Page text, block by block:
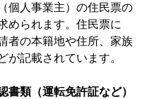
個人事業主）の住民票の
められます。住民票に
者の本籍地や住所、家族
が記載されています。
書類（運転免許証など）